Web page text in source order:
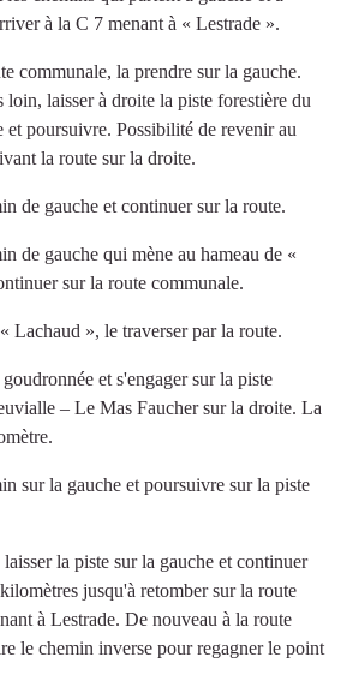
à la C 7 menant à « Lestrade ».
communale, la prendre sur la gauche.
loin, laisser à droite la piste forestière du
et poursuivre. Possibilité de revenir au
la route sur la droite.
de gauche et continuer sur la route.
de gauche qui mène au hameau de «
sur la route communale.
Lachaud », le traverser par la route.
et s'engager sur la piste
– Le Mas Faucher sur la droite. La
sur la gauche et poursuivre sur la piste
la piste sur la gauche et continuer
jusqu'à retomber sur la route
à Lestrade. De nouveau à la route
le chemin inverse pour regagner le point